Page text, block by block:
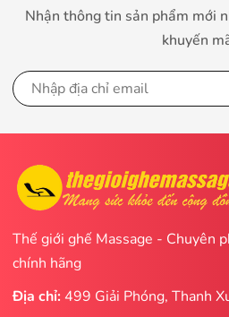
Nhận thông tin sản phẩm mới
khuyến
Thế giới ghế Massage - Chuyên
chính hãng
Địa chỉ: 499 Giải Phóng, Thanh